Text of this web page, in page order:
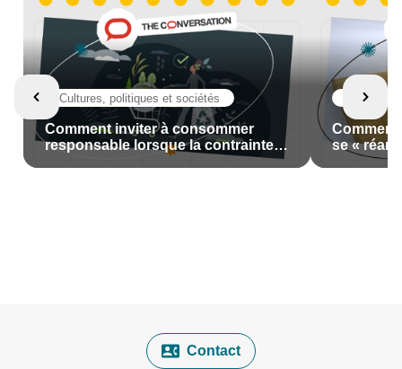
Cultures, politiques et sociétés
Comment inviter à consommer
responsable lorsque la contrainte
financière se resserre ?
Cultures,
se «
Contact